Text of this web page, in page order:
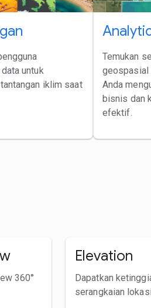
untuk
iklim saat
Temukan
geospasial
Anda
bisnis dan
efektif.
360°
Elevation
Dapatkan
serangkaian lokasi.